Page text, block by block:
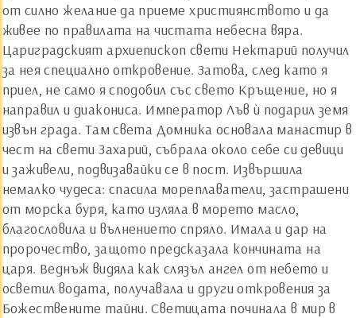
от силно желание да приеме християнството и да
живее по правилата на чистата небесна вяра.
Цариградският архиепископ свети Нектарий получил
за нея специално откровение. Затова, след като я
приел, не само я сподобил със свето Кръщение, но я
направил и диакониса. Император Лъв ѝ подарил земя
извън града. Там света Домника основала манастир в
чест на свети Захарий, събрала около себе си девици
и заживели, подвизавайки се в пост. Извършила
немалко чудеса: спасила мореплаватели, застрашени
от морска буря, като изляла в морето масло,
благословила и вълнението спряло. Имала и дар на
пророчество, защото предсказала кончината на
царя. Веднъж видяла как слязъл ангел от небето и
осветил водата, получавала и други откровения за
Божествените тайни. Светицата починала в мир в